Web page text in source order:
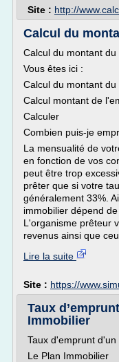
Site : http://
Calcul du
Calcul du montant
Vous êtes ici :
Calcul du montant du
Calcul montant de
Calculer
Combien puis-je
La mensualité de
en fonction de vos
peut être trop
prêter que si votre
généralement 33%.
immobilier dépend
L'organisme prêteur
revenus ainsi que
Lire la suite
Site : https://
Taux
Immobilier
Taux d'emprunt
Le Plan Immobilier